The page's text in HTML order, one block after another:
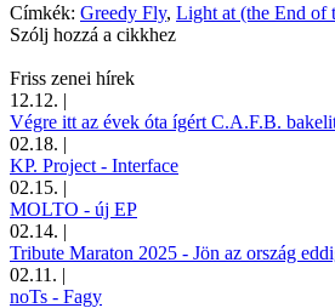
Címkék: Greedy Fly, Light at (the End of
Szólj hozzá a cikkhez
Friss zenei hírek
12.12. |
Végre itt az évek óta ígért C.A.F.B.
02.18. |
KP. Project - Interface
02.15. |
MOLTO - új EP
02.14. |
Tribute Maraton 2025 - Jön az ország
02.11. |
noTs - Fagy